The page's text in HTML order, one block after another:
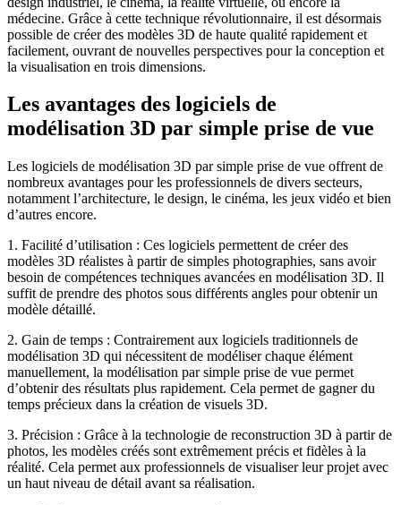
médecine. Grâce à cette technique révolutionnaire, il est désormais
possible de créer des modèles 3D de haute qualité rapidement et
facilement, ouvrant de nouvelles perspectives pour la conception et
la visualisation en trois dimensions.
Les avantages des logiciels de
modélisation 3D par simple prise de vue
Les logiciels de modélisation 3D par simple prise de vue offrent de
nombreux avantages pour les professionnels de divers secteurs,
notamment l’architecture, le design, le cinéma, les jeux vidéo et bien
d’autres encore.
1. Facilité d’utilisation : Ces logiciels permettent de créer des
modèles 3D réalistes à partir de simples photographies, sans avoir
besoin de compétences techniques avancées en modélisation 3D. Il
suffit de prendre des photos sous différents angles pour obtenir un
modèle détaillé.
2. Gain de temps : Contrairement aux logiciels traditionnels de
modélisation 3D qui nécessitent de modéliser chaque élément
manuellement, la modélisation par simple prise de vue permet
d’obtenir des résultats plus rapidement. Cela permet de gagner du
temps précieux dans la création de visuels 3D.
3. Précision : Grâce à la technologie de reconstruction 3D à partir de
photos, les modèles créés sont extrêmement précis et fidèles à la
réalité. Cela permet aux professionnels de visualiser leur projet avec
un haut niveau de détail avant sa réalisation.